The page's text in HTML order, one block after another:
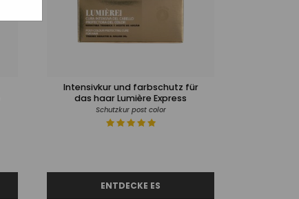
Intensivkur und farbschutz für
das haar Lumière Express
Schutzkur post color